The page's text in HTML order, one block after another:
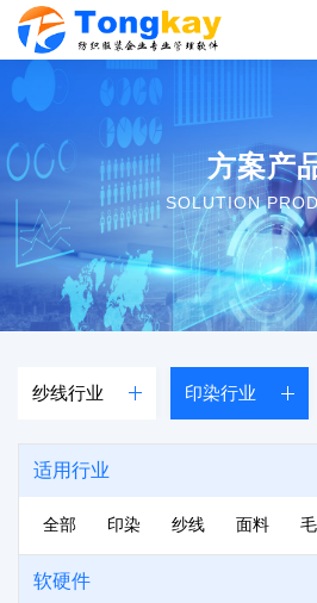
方案产
SOLUTION
纱线行业 印染行业
适用行业
全部 印染 纱线 面料
软硬件